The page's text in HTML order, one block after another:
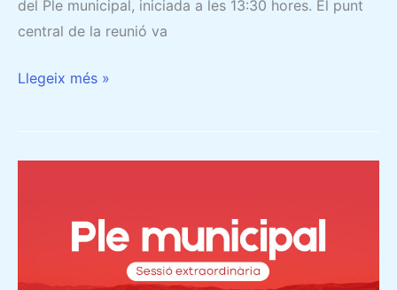
del Ple municipal, iniciada a les 13:30 hores. El punt
central de la reunió va
Llegeix més »
CRÒNICA